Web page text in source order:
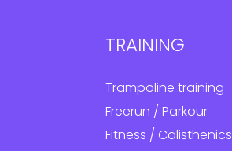
TRAINING
Trampoline training
Freerun / Parkour
Fitness / Calisthenics